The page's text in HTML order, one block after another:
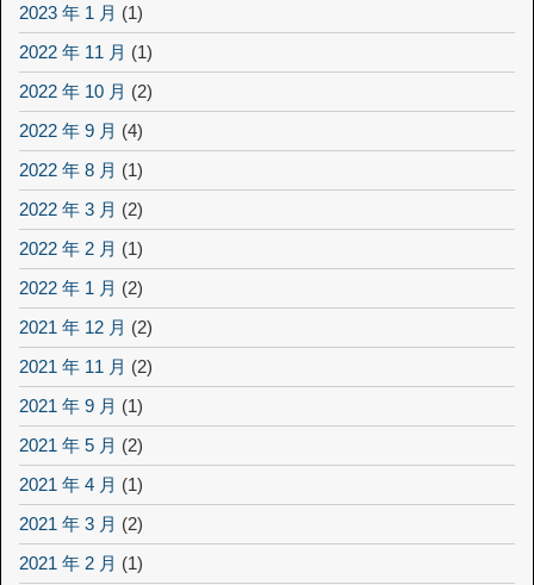
2023 年 1 月 (1)
2022 年 11 月 (1)
2022 年 10 月 (2)
2022 年 9 月 (4)
2022 年 8 月 (1)
2022 年 3 月 (2)
2022 年 2 月 (1)
2022 年 1 月 (2)
2021 年 12 月 (2)
2021 年 11 月 (2)
2021 年 9 月 (1)
2021 年 5 月 (2)
2021 年 4 月 (1)
2021 年 3 月 (2)
2021 年 2 月 (1)